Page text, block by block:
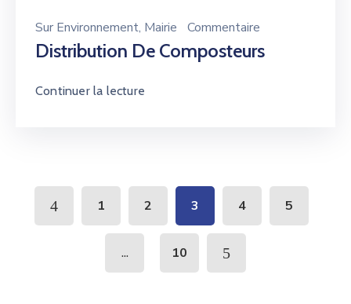
Sur Environnement‚ Mairie Commentaire
Distribution De Composteurs
Continuer la lecture
1 2 3 4 5
... 10